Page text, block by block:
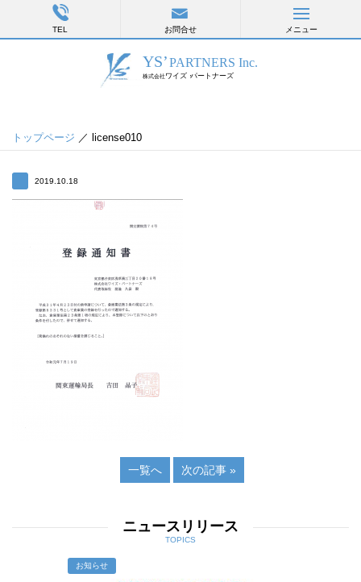
TEL お問合せ メニュー
トップページ ／ license010
2019.10.18
一覧へ 次の記事 »
ニュースリリース
TOPICS
お知らせ